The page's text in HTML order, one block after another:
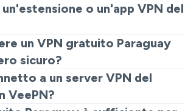
VPN è legale in Paraguay", la risposta è
come lo streaming o il banking.
locali si applicano anche con un
o un'app VPN del
del browser VPN Paraguay
per telefono, laptop e tablet
di maggiore velocità e funzionalità.
un VPN gratuito Paraguay
sicuro?
puoi utilizzare un VPN gratuito del
Chrome, e questo VPN
ha una forte crittografia e una
a un server VPN del
VeePN?